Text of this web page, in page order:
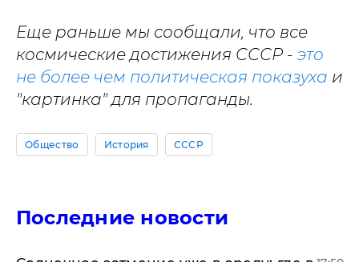
Еще раньше мы сообщали, что все
космические достижения СССР - это
не более чем политическая показуха и
"картинка" для пропаганды.
Общество История СССР
Последние новости